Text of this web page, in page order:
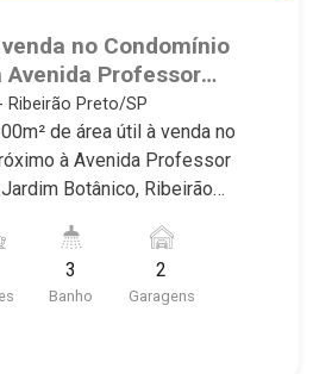
no Condomínio
Avenida Professor
Preto/SP.
Preto/SP
de área útil à venda no
à Avenida Professor
Botânico, Ribeirão
Imobiliária selecionou
- Lavabo - Sala 2
3
Banho
2
Garagens